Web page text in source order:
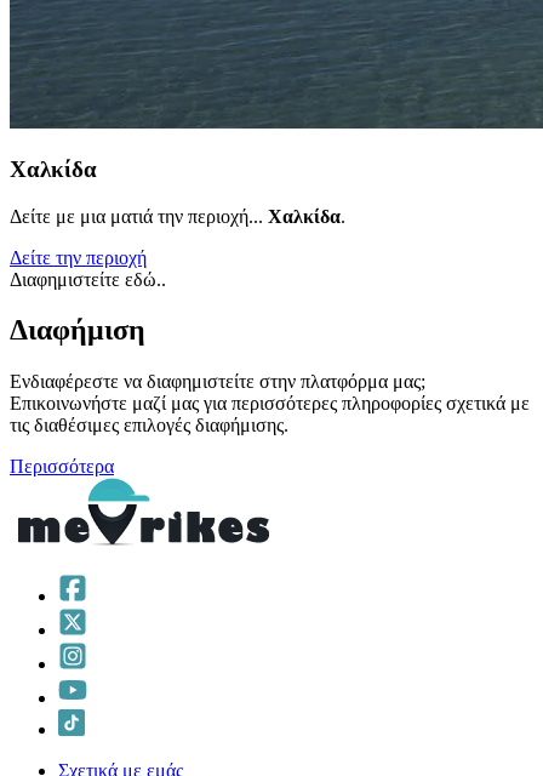
Χαλκίδα
Δείτε με μια ματιά την περιοχή... Χαλκίδα.
Δείτε την περιοχή
Διαφημιστείτε εδώ..
Διαφήμιση
Ενδιαφέρεστε να διαφημιστείτε στην πλατφόρμα μας;
Επικοινωνήστε μαζί μας για περισσότερες πληροφορίες σχετικά με
τις διαθέσιμες επιλογές διαφήμισης.
Περισσότερα
Σχετικά με εμάς